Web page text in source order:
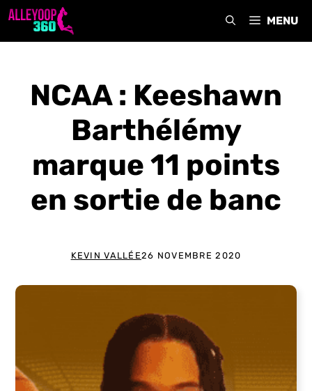
Aller
MENU
NCAA : Keeshawn
Barthélémy
marque 11 points
en sortie de banc
KEVIN VALLÉE26 NOVEMBRE 2020